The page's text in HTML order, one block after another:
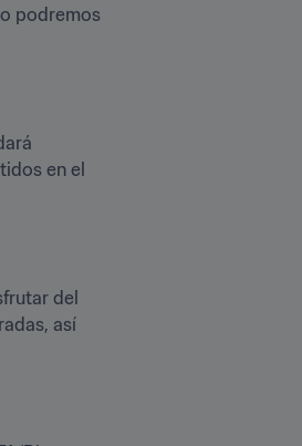
podremos
en el
del
así